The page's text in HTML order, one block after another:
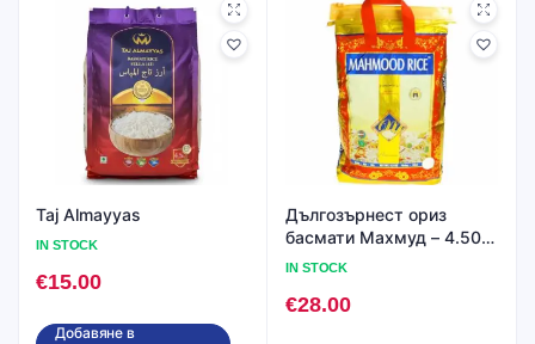
Taj Almayyas
IN STOCK
€15.00
Добавяне в
Дългозърнест ориз
басмати Махмуд – 4.50
кг
IN STOCK
€28.00